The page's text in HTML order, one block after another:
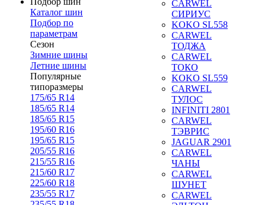
Каталог шин
Подбор по
параметрам
Сезон
Зимние шины
Летние шины
Популярные
типоразмеры
175/65 R14
185/65 R14
185/65 R15
195/60 R16
195/65 R15
205/55 R16
215/55 R16
215/60 R17
225/60 R18
235/55 R17
CARWEL
СИРИУС
KOKO SL558
CARWEL
ТОДЖА
CARWEL
ТОКО
KOKO SL559
CARWEL
ТУЛОС
INFINITI 2801
CARWEL
ТЭВРИС
JAGUAR 2901
CARWEL
ЧАНЫ
CARWEL
ШУНЕТ
CARWEL